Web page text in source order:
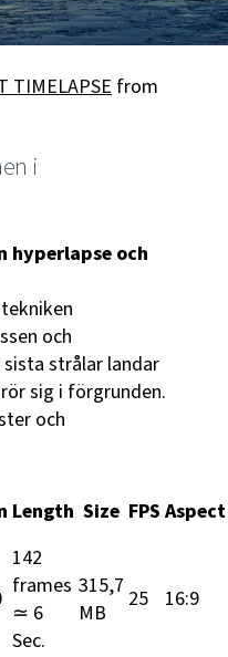
TIMELAPSE from
i
hyperlapse och
och
sista strålar landar
sig i förgrunden.
och
Length Size FPS Aspect
142
frames
≃ 6
Sec.
315,7
MB
25 16:9